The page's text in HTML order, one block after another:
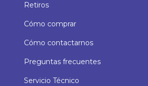
Retiros
Cómo comprar
Cómo contactarnos
Preguntas frecuentes
Servicio Técnico